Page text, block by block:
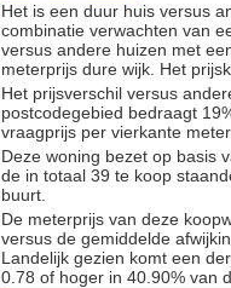
Het is een duur huis versus
combinatie verwachten van
versus andere huizen met
meterprijs dure wijk. Het
Het prijsverschil versus
postcodegebied bedraagt
vraagprijs per vierkante
Deze woning bezet op basis
de in totaal 39 te koop
buurt.
De meterprijs van deze
versus de gemiddelde
Landelijk gezien komt een
0.78 of hoger in 40.90% van